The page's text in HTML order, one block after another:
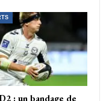
: un bandage de